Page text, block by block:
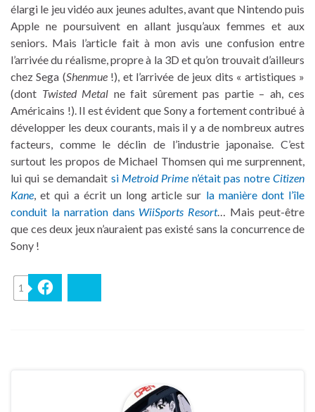
élargi le jeu vidéo aux jeunes adultes, avant que Nintendo puis
Apple ne poursuivent en allant jusqu’aux femmes et aux
seniors. Mais l’article fait à mon avis une confusion entre
l’arrivée du réalisme, propre à la 3D et qu’on trouvait d’ailleurs
chez Sega (Shenmue!), et l’arrivée de jeux dits « artistiques »
(dont Twisted Metal ne fait sûrement pas partie – ah, ces
Américains !). Il est évident que Sony a fortement contribué à
développer les deux courants, mais il y a de nombreux autres
facteurs, comme le déclin de l’industrie japonaise. C’est
surtout les propos de Michael Thomsen qui me surprennent,
lui qui se demandait si Metroid Prime n’était pas notreCitizen
Kane, et qui a écrit un long article sur la manière dont l’île
conduit la narration dans WiiSports Resort… Mais peut-être
que ces deux jeux n’auraient pas existé sans la concurrence de
Sony !
1